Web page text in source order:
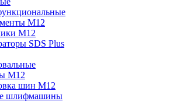
M12
M12
SDS Plus
M12
шин M12
шлифмашины